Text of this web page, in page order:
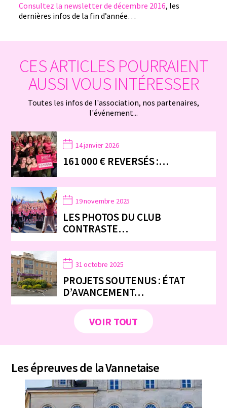
Consultez la newsletter de décembre 2016, les
dernières infos de la fin d’année…
CES ARTICLES POURRAIENT
AUSSI VOUS INTÉRESSER
Toutes les infos de l'association, nos partenaires,
l'événement...
VOIR TOUT
14 janvier 2026
161 000 € REVERSÉS :…
19 novembre 2025
LES PHOTOS DU CLUB
CONTRASTE…
31 octobre 2025
PROJETS SOUTENUS : ÉTAT
D’AVANCEMENT…
Les épreuves de la Vannetaise